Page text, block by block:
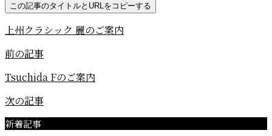
この記事のタイトルとURLをコピーする
上州クラシック 麗のご案内
前の記事
Tsuchida Fのご案内
次の記事
新着記事